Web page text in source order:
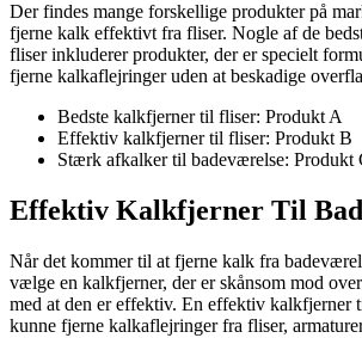
Der findes mange forskellige produkter på
fjerne kalk effektivt fra fliser. Nogle af de
fliser inkluderer produkter, der er specielt
fjerne kalkaflejringer uden at beskadige
Bedste kalkfjerner til fliser: Produkt A
Effektiv kalkfjerner til fliser: Produkt B
Stærk afkalker til badeværelse: Produkt
Effektiv Kalkfjerner Til
Når det kommer til at fjerne kalk fra
vælge en kalkfjerner, der er skånsom mod
med at den er effektiv. En effektiv kalkfjerner
kunne fjerne kalkaflejringer fra fliser,